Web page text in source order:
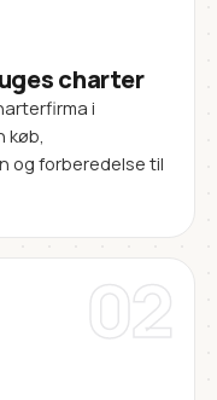
charter
i
og forberedelse til
02